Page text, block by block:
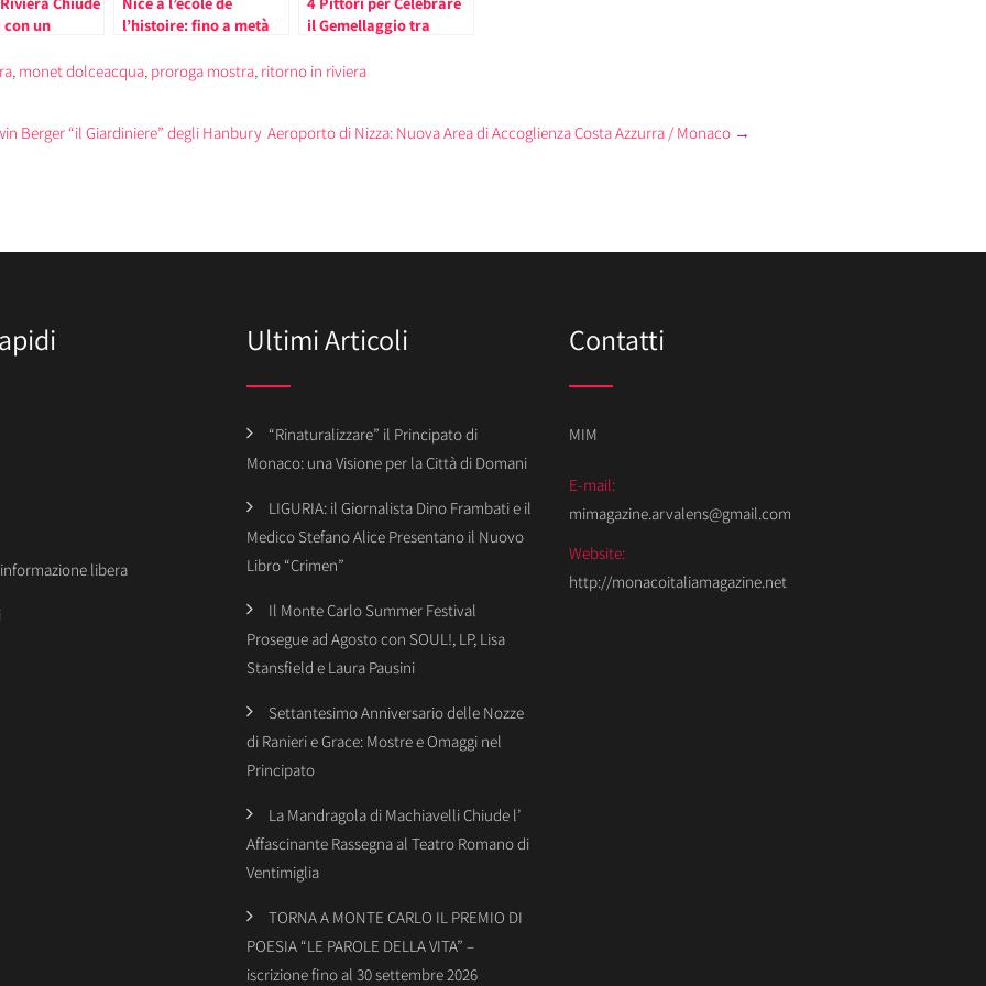
un
l’histoire: fino a metà
che racconta la città
turismo.
il Gemellaggio tra
, monet dolceacqua, proroga mostra, ritorno in riviera
Berger “il Giardiniere” degli Hanbury Aeroporto di Nizza: Nuova Area di Accoglienza Costa Azzurra / Monaco →
libera
Ultimi Articoli
“Rinaturalizzare” il Principato di
Monaco: una Visione per la Città di Domani
LIGURIA: il Giornalista Dino Frambati e il
Medico Stefano Alice Presentano il Nuovo
Libro “Crimen”
Il Monte Carlo Summer Festival
Prosegue ad Agosto con SOUL!, LP, Lisa
Stansfield e Laura Pausini
Settantesimo Anniversario delle Nozze
di Ranieri e Grace: Mostre e Omaggi nel
Principato
La Mandragola di Machiavelli Chiude l’
Affascinante Rassegna al Teatro Romano di
Ventimiglia
TORNA A MONTE CARLO IL PREMIO DI
POESIA “LE PAROLE DELLA VITA” –
iscrizione fino al 30 settembre 2026
Contatti
MIM
E-mail:
mimagazine.arvalens@gmail.com
Website:
http://monacoitaliamagazine.net